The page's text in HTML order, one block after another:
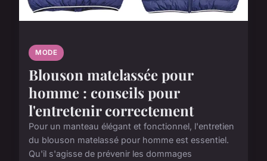
MODE
Blouson matelassée pour
homme : conseils pour
l'entretenir correctement
Pour un manteau élégant et fonctionnel, l'entretien
du blouson matelassé pour homme est essentiel.
Qu'il s'agisse de prévenir les dommages